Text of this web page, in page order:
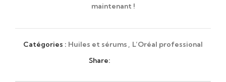
maintenant !
Catégories : Huiles et sérums
L’Oréal professional
Share: